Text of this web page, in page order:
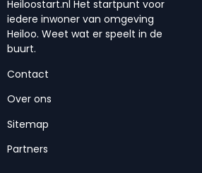
Heiloostart.nl Het startpunt voor
iedere inwoner van omgeving
Heiloo. Weet wat er speelt in de
buurt.
Contact
Over ons
Sitemap
Partners